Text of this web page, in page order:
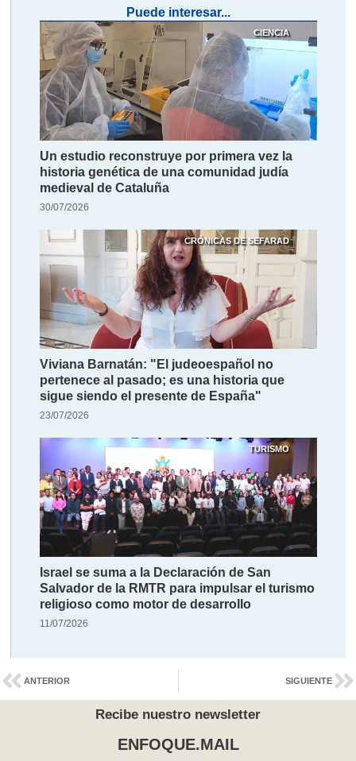
Puede interesar...
CIENCIA
Un estudio reconstruye por primera vez la
historia genética de una comunidad judía
medieval de Cataluña
30/07/2026
CRÓNICAS DE SEFARAD
Viviana Barnatán: "El judeoespañol no
pertenece al pasado; es una historia que
sigue siendo el presente de España"
23/07/2026
TURISMO
Israel se suma a la Declaración de San
Salvador de la RMTR para impulsar el turismo
religioso como motor de desarrollo
11/07/2026
ANTERIOR SIGUIENTE
Recibe nuestro newsletter
ENFOQUE.MAIL